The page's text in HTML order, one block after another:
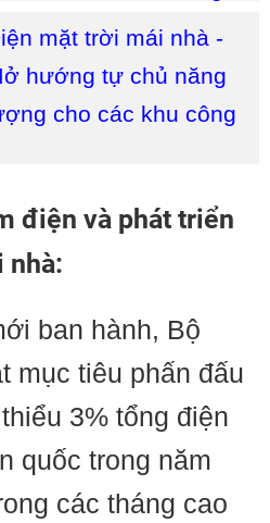
mặt trời mái nhà -
hướng tự chủ năng
cho các khu công
điện và phát triển
nhà:
ban hành, Bộ
mục tiêu phấn đấu
3% tổng điện
quốc trong năm
các tháng cao